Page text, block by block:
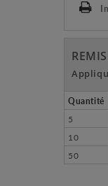
Quantité
5
10
50